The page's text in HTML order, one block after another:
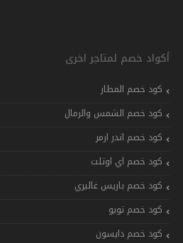
أكواد خصم لمتاجر اخرى
كود خصم المطار
كود خصم الشمس والرمال
كود خصم اندر ارمر
كود خصم اي اوتلت
كود خصم باريس غاليري
كود خصم تويو
كود خصم دايسون